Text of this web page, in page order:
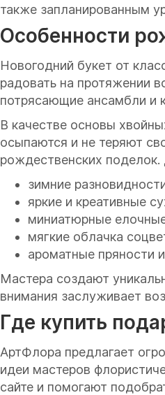
также запланированным
Особенности
Новогодний букет от
радовать на протяжении
потрясающие ансамбли и
В качестве основы
осыпаются и не теряют
рождественских
зимние
яркие и креативные
миниатюрные
мягкие облачка
ароматные пряности
Мастера создают
внимания заслуживает
Где купить
АртФлора предлагает
идеи мастеров
сайте и помогают